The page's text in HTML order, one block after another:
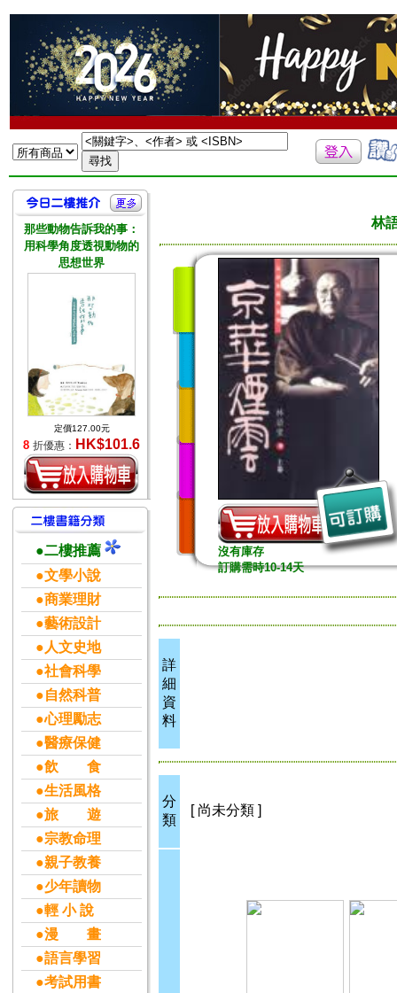
那些動物告訴我的事：
用科學角度透視動物的
思想世界
定價127.00元
8 折優惠： HK$101.6
●二樓推薦
●文學小說
●商業理財
●藝術設計
●人文史地
●社會科學
●自然科普
●心理勵志
●醫療保健
●飲 食
●生活風格
●旅 遊
●宗教命理
●親子教養
●少年讀物
●輕 小 說
●漫 畫
●語言學習
●考試用書
林
沒有庫存
訂購需時10-14天
詳
細
資
料
分
類
[ 尚未分類 ]